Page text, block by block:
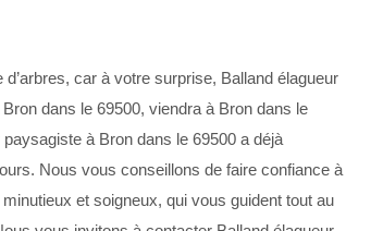
car à votre surprise, Balland élagueur
dans le 69500, viendra à Bron dans le
à Bron dans le 69500 a déjà
Nous vous conseillons de faire confiance à
et soigneux, qui vous guident tout au